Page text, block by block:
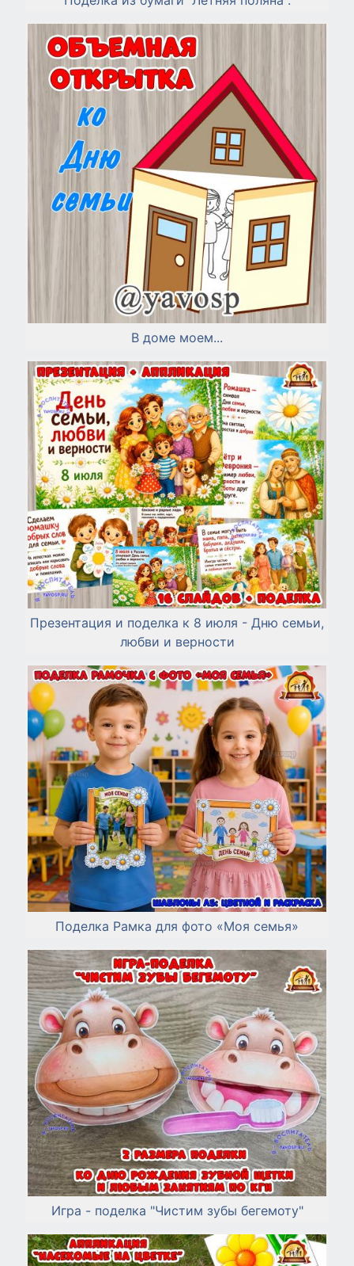
В доме моем...
Презентация и поделка к 8 июля - Дню семьи,
любви и верности
Поделка Рамка для фото «Моя семья»
Игра - поделка "Чистим зубы бегемоту"